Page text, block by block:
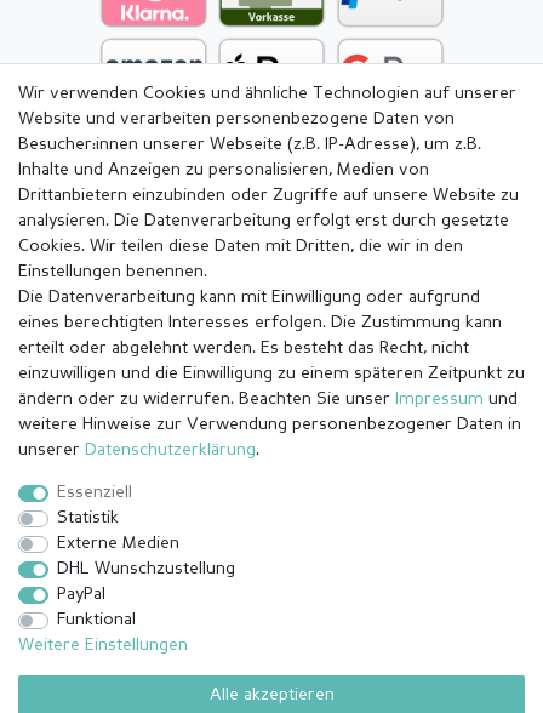
Impressum Daten­schutz­erklärung
Barrierefreiheitserklärung
© Copyright 2026 | Alle Rechte vorbehalten.
Wir verwenden Cookies und ähnliche Technologien auf unserer
Website und verarbeiten personenbezogene Daten von
Besucher:innen unserer Webseite (z.B. IP-Adresse), um z.B.
Inhalte und Anzeigen zu personalisieren, Medien von
Drittanbietern einzubinden oder Zugriffe auf unsere Website zu
analysieren. Die Datenverarbeitung erfolgt erst durch gesetzte
Cookies. Wir teilen diese Daten mit Dritten, die wir in den
Einstellungen benennen.
Die Datenverarbeitung kann mit Einwilligung oder aufgrund
eines berechtigten Interesses erfolgen. Die Zustimmung kann
erteilt oder abgelehnt werden. Es besteht das Recht, nicht
einzuwilligen und die Einwilligung zu einem späteren Zeitpunkt zu
ändern oder zu widerrufen. Beachten Sie unser Impressum und
weitere Hinweise zur Verwendung personenbezogener Daten in
unserer Daten­schutz­erklärung.
Essenziell
Statistik
Externe Medien
DHL Wunschzustellung
PayPal
Funktional
Weitere Einstellungen
Alle akzeptieren